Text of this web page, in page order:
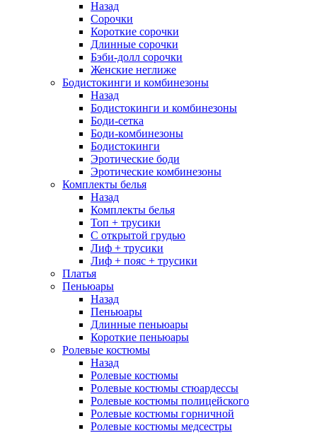
Назад
Сорочки
Короткие сорочки
Длинные сорочки
Бэби-долл сорочки
Женские неглиже
Бодистокинги и комбинезоны
Назад
Бодистокинги и комбинезоны
Боди-сетка
Боди-комбинезоны
Бодистокинги
Эротические боди
Эротические комбинезоны
Комплекты белья
Назад
Комплекты белья
Топ + трусики
С открытой грудью
Лиф + трусики
Лиф + пояс + трусики
Платья
Пеньюары
Назад
Пеньюары
Длинные пеньюары
Короткие пеньюары
Ролевые костюмы
Назад
Ролевые костюмы
Ролевые костюмы стюардессы
Ролевые костюмы полицейского
Ролевые костюмы горничной
Ролевые костюмы медсестры